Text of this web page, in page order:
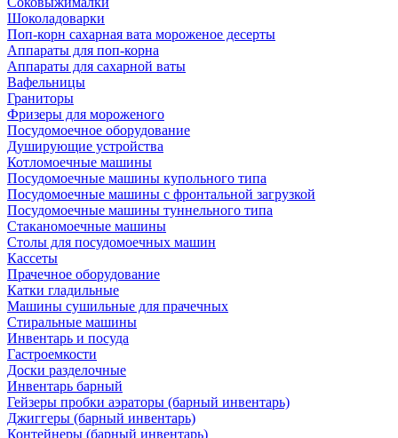
Шоколадоварки
Поп-корн сахарная вата мороженое десерты
Аппараты для поп-корна
Аппараты для сахарной ваты
Вафельницы
Граниторы
Фризеры для мороженого
Посудомоечное оборудование
Душирующие устройства
Котломоечные машины
Посудомоечные машины купольного типа
Посудомоечные машины с фронтальной загрузкой
Посудомоечные машины туннельного типа
Стаканомоечные машины
Столы для посудомоечных машин
Кассеты
Прачечное оборудование
Катки гладильные
Машины сушильные для прачечных
Стиральные машины
Инвентарь и посуда
Гастроемкости
Доски разделочные
Инвентарь барный
Гейзеры пробки аэраторы (барный инвентарь)
Джиггеры (барный инвентарь)
Контейнеры (барный инвентарь)